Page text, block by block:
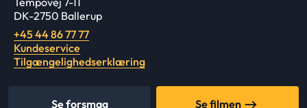
Se forsmag Se filmen
DK-2750 Ballerup
+45 44 86 77 77
Kundeservice
Tilgængelighedserklæring